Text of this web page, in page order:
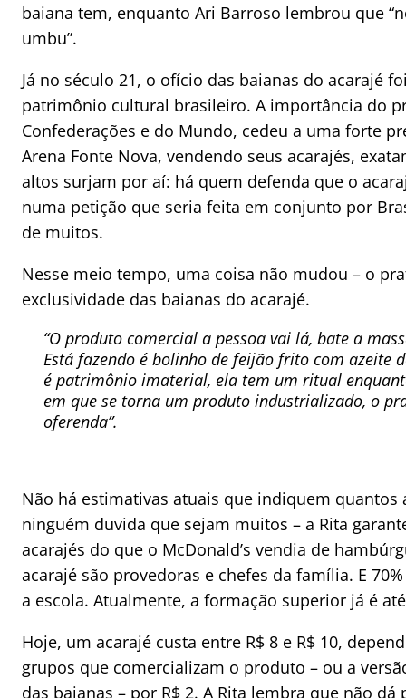
baiana tem, enquanto Ari Barroso lembrou que
umbu”.
Já no século 21, o ofício das baianas do acarajé
patrimônio cultural brasileiro. A importância do
Confederações e do Mundo, cedeu a uma forte
Arena Fonte Nova, vendendo seus acarajés,
altos surjam por aí: há quem defenda que o
numa petição que seria feita em conjunto por
de muitos.
Nesse meio tempo, uma coisa não mudou – o
exclusividade das baianas do acarajé.
“O produto comercial a pessoa vai lá, bate a
Está fazendo é bolinho de feijão frito com azeite
é patrimônio imaterial, ela tem um ritual
em que se torna um produto industrializado, o
oferenda”.
Não há estimativas atuais que indiquem
ninguém duvida que sejam muitos – a Rita
acarajés do que o McDonald’s vendia de
acarajé são provedoras e chefes da família. E
a escola. Atualmente, a formação superior já é
Hoje, um acarajé custa entre R$ 8 e R$ 10,
grupos que comercializam o produto – ou a
das baianas – por R$ 2. A Rita lembra que não